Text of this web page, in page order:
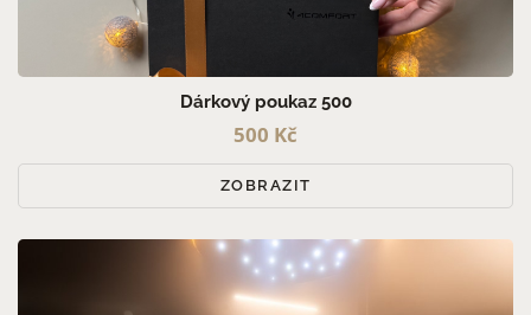
PRO ŽENY (3)
PRO PÁRY (5)
Dárkový poukaz 500
500 Kč
ZOBRAZIT